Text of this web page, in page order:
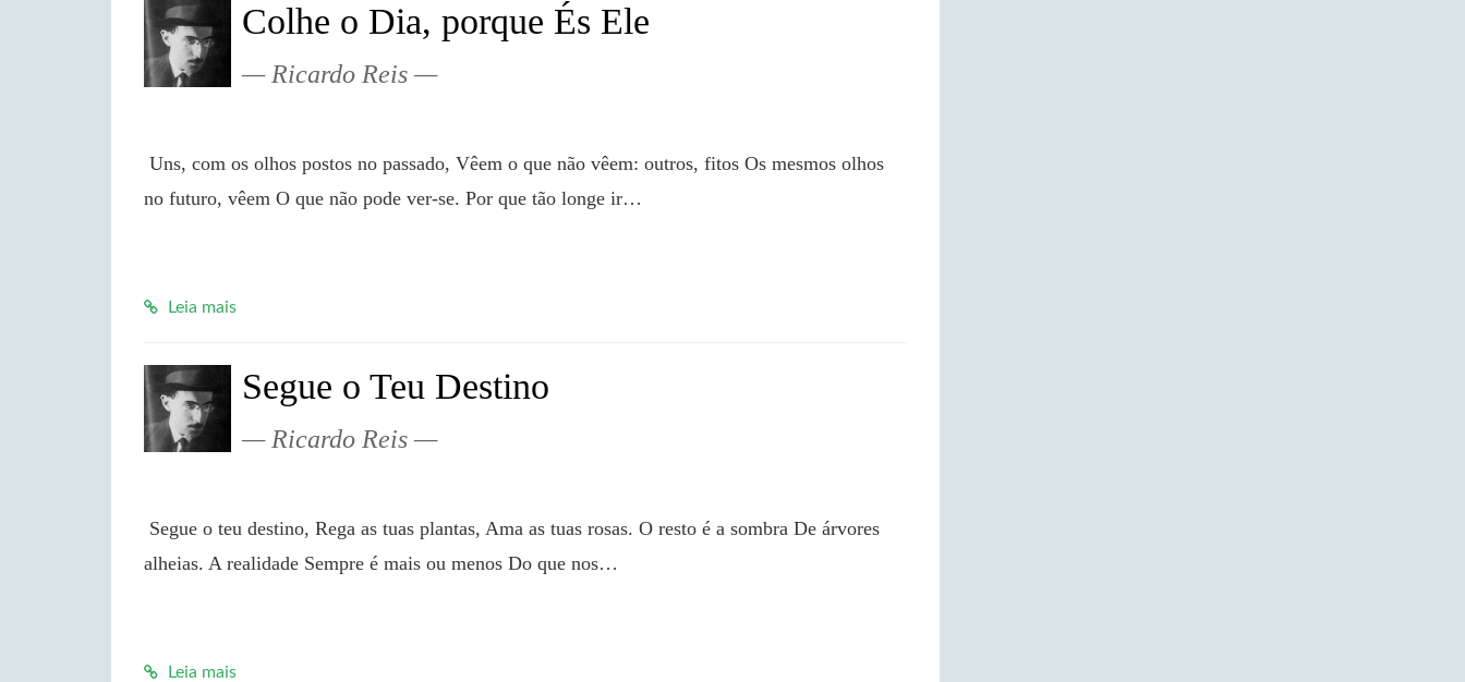
Colhe o Dia, porque És Ele
Ricardo Reis
no futuro, vêem O que não pode ver-se. Por que tão longe ir…
Leia mais
Segue o Teu Destino
Ricardo Reis
alheias. A realidade Sempre é mais ou menos Do que nos…
Leia mais